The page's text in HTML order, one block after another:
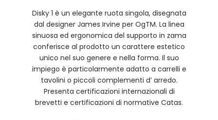
Disky 1 è un elegante ruota singola, disegnata
dal designer James Irvine per OgTM. La linea
sinuosa ed ergonomica del supporto in zama
conferisce al prodotto un carattere estetico
unico nel suo genere e nella forma. Il suo
impiego è particolarmente adatto a carrelli e
tavolini o piccoli complementi d’ arredo.
Presenta certificazioni internazionali di
brevetti e certificazioni di normative Catas.